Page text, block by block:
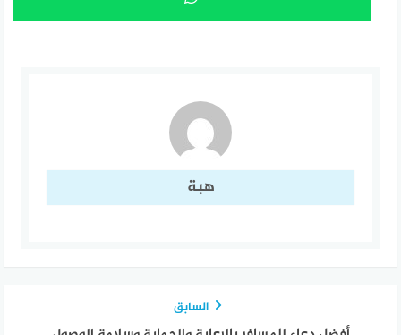
هبة
السابق